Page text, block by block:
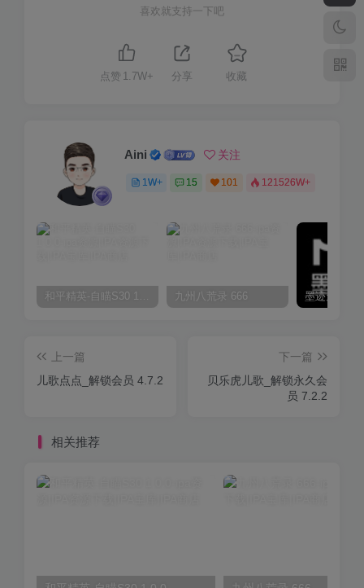
喜欢就支持一下吧
点赞 1.7W+ 分享 收藏
Aini 关注
1W+ 15 101 121526W+
和平精英-自瞄S30 1.0.0 九州八荒录 666
上一篇
儿歌点点_解锁会员 4.7.2
下一篇
贝乐虎儿歌_解锁永久会
员 7.2.2
相关推荐